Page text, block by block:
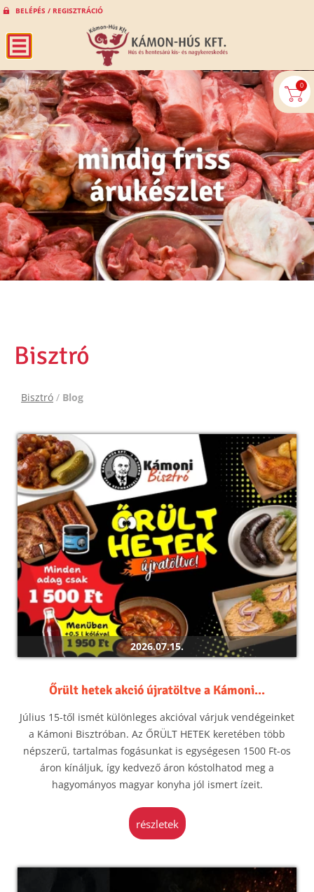
BELÉPÉS / REGISZTRÁCIÓ
0
Bisztró
Bisztró / Blog
2026.07.15.
Őrült hetek akció újratöltve a Kámoni...
Július 15-től ismét különleges akcióval várjuk vendégeinket
a Kámoni Bisztróban. Az ŐRÜLT HETEK keretében több
népszerű, tartalmas fogásunkat is egységesen 1500 Ft-os
áron kínáljuk, így kedvező áron kóstolhatod meg a
hagyományos magyar konyha jól ismert ízeit.
részletek